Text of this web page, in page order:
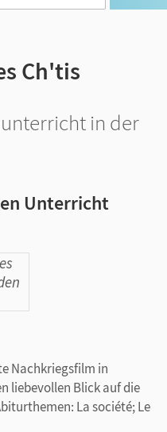
Ch'tis
in der
Unterricht
Nachkriegsfilm in
liebevollen Blick auf die
La société; Le